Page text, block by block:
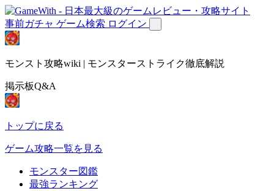
事前ガチャ ゲーム検索 ログイン
モンスト攻略wiki | モンスターストライク徹底解説
掲示板Q&A
トップに戻る
ゲーム攻略一覧を見る
モンスター図鑑
最強ランキング